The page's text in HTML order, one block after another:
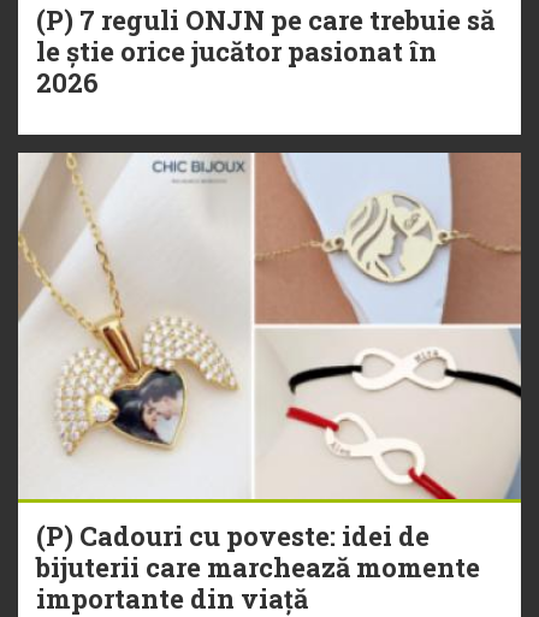
(P) 7 reguli ONJN pe care trebuie să
le știe orice jucător pasionat în
2026
(P) Cadouri cu poveste: idei de
bijuterii care marchează momente
importante din viață